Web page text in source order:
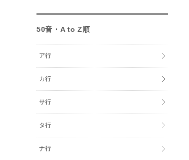
50音・A to Z順
ア行
カ行
サ行
タ行
ナ行